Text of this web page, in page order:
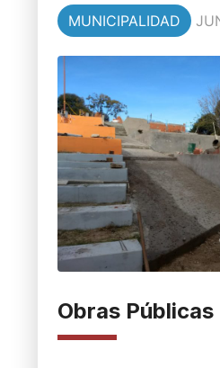
MUNICIPALIDAD
Obras Públicas